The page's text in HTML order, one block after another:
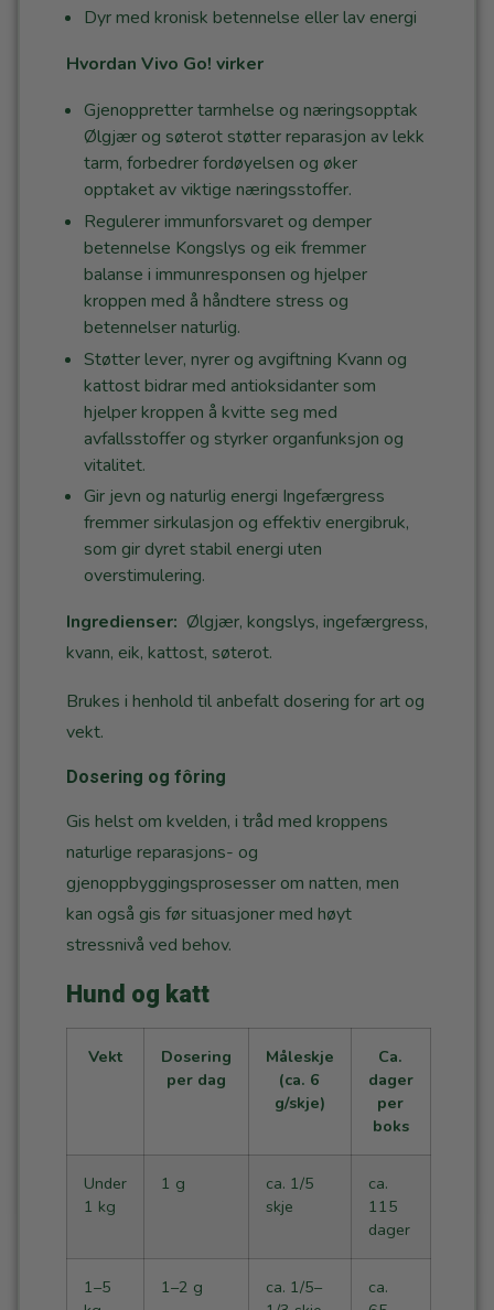
Dyr med kronisk betennelse eller lav energi
Hvordan Vivo Go! virker
Gjenoppretter tarmhelse og næringsopptak
Ølgjær og søterot støtter reparasjon av lekk
tarm, forbedrer fordøyelsen og øker
opptaket av viktige næringsstoffer.
Regulerer immunforsvaret og demper
betennelse Kongslys og eik fremmer
balanse i immunresponsen og hjelper
kroppen med å håndtere stress og
betennelser naturlig.
Støtter lever, nyrer og avgiftning Kvann og
kattost bidrar med antioksidanter som
hjelper kroppen å kvitte seg med
avfallsstoffer og styrker organfunksjon og
vitalitet.
Gir jevn og naturlig energi Ingefærgress
fremmer sirkulasjon og effektiv energibruk,
som gir dyret stabil energi uten
overstimulering.
Ingredienser: Ølgjær, kongslys, ingefærgress,
kvann, eik, kattost, søterot.
Brukes i henhold til anbefalt dosering for art og
vekt.
Dosering og fôring
Gis helst om kvelden, i tråd med kroppens
naturlige reparasjons- og
gjenoppbyggingsprosesser om natten, men
kan også gis før situasjoner med høyt
stressnivå ved behov.
Hund og katt
Vekt
Dosering
per dag
Måleskje
(ca. 6
g/skje)
Ca.
dager
per
boks
Under
1 kg
1 g
ca. 1/5
skje
ca.
115
dager
1–5
1–2 g
ca. 1/5–
ca.